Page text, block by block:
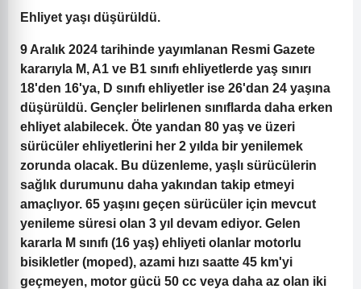
Ehliyet yaşı düşürüldü.
9 Aralık 2024 tarihinde yayımlanan Resmi Gazete
kararıyla M, A1 ve B1 sınıfı ehliyetlerde yaş sınırı
18'den 16'ya, D sınıfı ehliyetler ise 26'dan 24 yaşına
düşürüldü. Gençler belirlenen sınıflarda daha erken
ehliyet alabilecek. Öte yandan 80 yaş ve üzeri
sürücüler ehliyetlerini her 2 yılda bir yenilemek
zorunda olacak. Bu düzenleme, yaşlı sürücülerin
sağlık durumunu daha yakından takip etmeyi
amaçlıyor. 65 yaşını geçen sürücüler için mevcut
yenileme süresi olan 3 yıl devam ediyor. Gelen
kararla M sınıfı (16 yaş) ehliyeti olanlar motorlu
bisikletler (moped), azami hızı saatte 45 km'yi
geçmeyen, motor gücü 50 cc veya daha az olan iki